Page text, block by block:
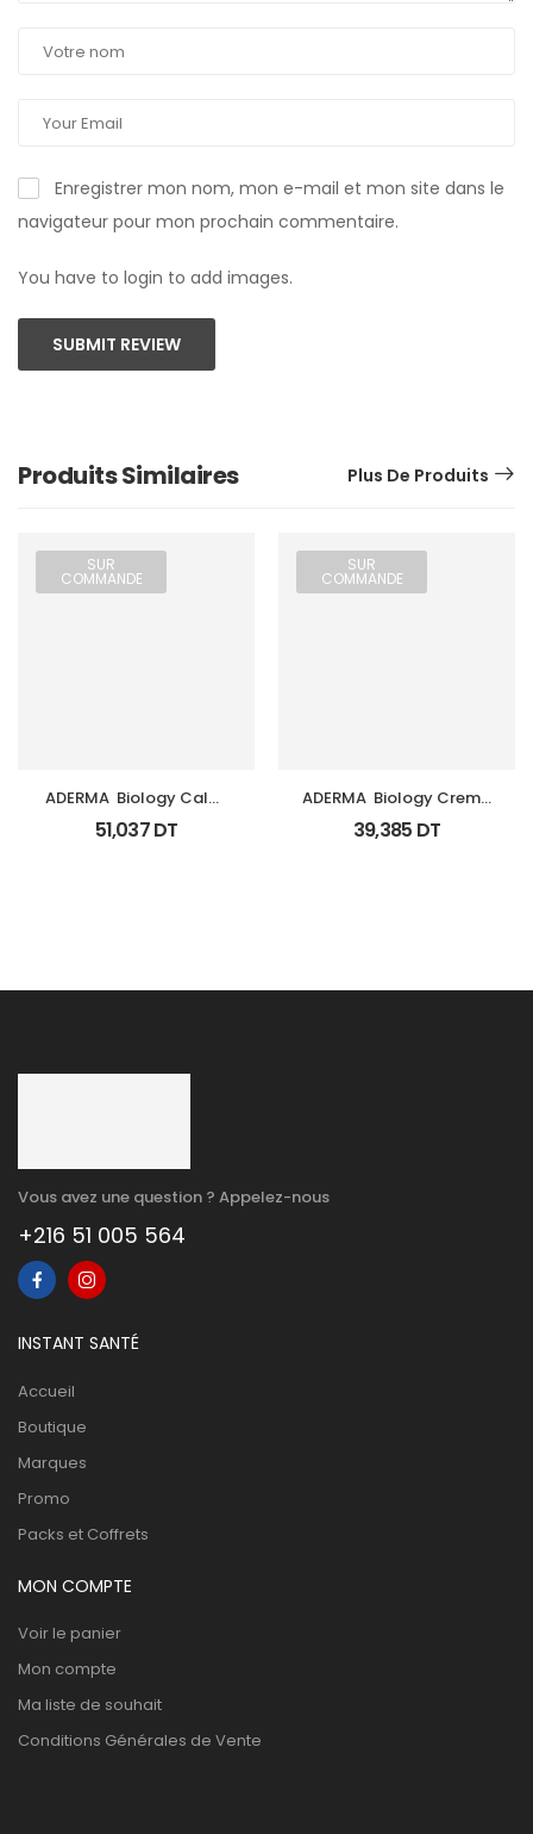
Enregistrer mon nom, mon e-mail et mon site dans le
navigateur pour mon prochain commentaire.
You have to login to add images.
SUBMIT REVIEW
Produits Similaires Plus De Produits
SUR
COMMANDE
ADERMA  Biology Calm
Soin Apaisant Tb 40 Ml
51,037DT
SUR
COMMANDE
ADERMA  Biology Creme
Legere Hyd Tb 0Ml
39,385 DT
Vous avez une question ? Appelez-nous
+216 51 005 564
INSTANT SANTÉ
Accueil
Boutique
Marques
Promo
Packs et Coffrets
MON COMPTE
Voir le panier
Mon compte
Ma liste de souhait
Conditions Générales de Vente